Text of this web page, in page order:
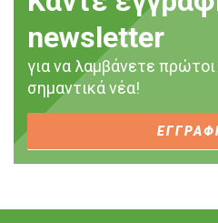
newsletter
για να λαμβάνετε
σημαντικά νέα!